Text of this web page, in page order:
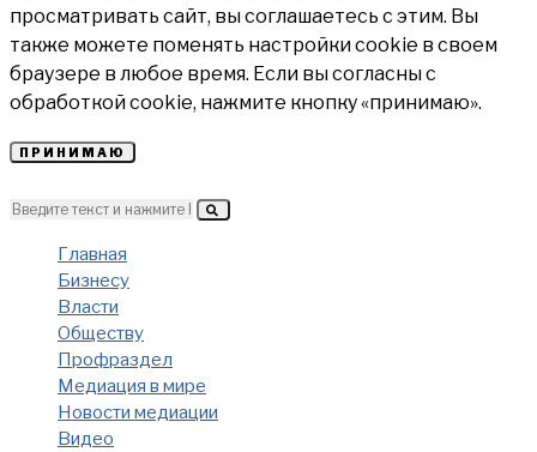
просматривать сайт, вы соглашаетесь с этим. Вы
также можете поменять настройки cookie в своем
браузере в любое время. Если вы согласны с
обработкой cookie, нажмите кнопку «принимаю».
ПРИНИМАЮ
Главная
Бизнесу
Власти
Обществу
Профраздел
Медиация в мире
Новости медиации
Видео